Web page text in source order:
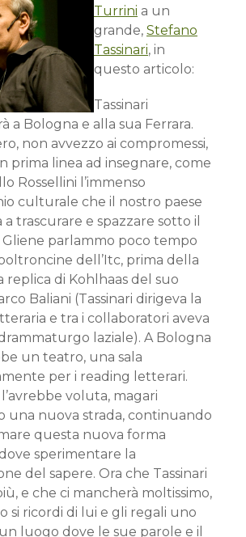
Turrini a un
grande, Stefano
Tassinari, in
questo articolo:
Tassinari
a Bologna e alla sua Ferrara.
non avvezzo ai compromessi,
prima linea ad insegnare, come
Rossellini l’immenso
culturale che il nostro paese
trascurare e spazzare sotto il
parlammo poco tempo
dell’Itc, prima della
replica di Kohlhaas del suo
Baliani (Tassinari dirigeva la
e tra i collaboratori aveva
laziale). A Bologna
un teatro, una sala
per i reading letterari.
l’avrebbe voluta, magari
una nuova strada, continuando
questa nuova forma
sperimentare la
del sapere. Ora che Tassinari
e che ci mancherà moltissimo,
si ricordi di lui e gli regali uno
luogo dove le sue parole e il